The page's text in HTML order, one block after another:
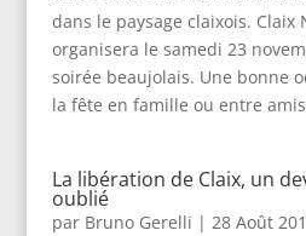
dans le paysage claixois.
organisera le samedi 23
soirée beaujolais. Une bonne
la fête en famille ou entre
La libération de Claix, un
oublié
par Bruno Gerelli | 28 Août